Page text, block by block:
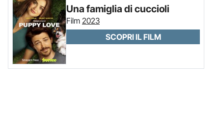
Una famiglia di cuccioli
Film 2023
SCOPRI IL FILM